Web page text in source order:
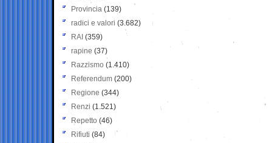
Provincia (139)
radici e valori (3.682)
RAI (359)
rapine (37)
Razzismo (1.410)
Referendum (200)
Regione (344)
Renzi (1.521)
Repetto (46)
Rifiuti (84)